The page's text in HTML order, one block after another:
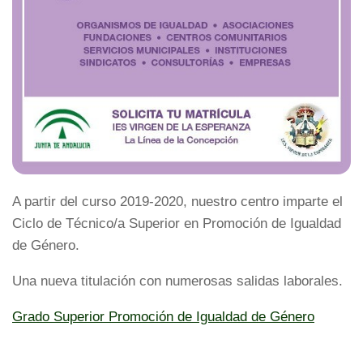
A partir del curso 2019-2020, nuestro centro imparte el
Ciclo de Técnico/a Superior en Promoción de Igualdad
de Género.
Una nueva titulación con numerosas salidas laborales.
Grado Superior Promoción de Igualdad de Género